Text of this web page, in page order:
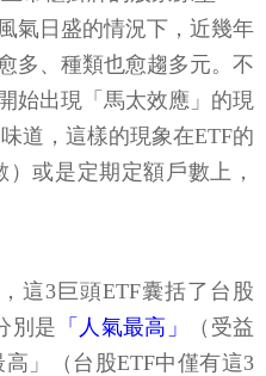
氣日盛的情況下，近幾年
多、種類也愈趨多元。不
始出現「馬太效應」的現
道，這樣的現象在ETF的
或是定期定額戶數上，
這3巨頭ETF囊括了台股
別是 「人氣最高」
（受益
」（台股ETF中僅有這3